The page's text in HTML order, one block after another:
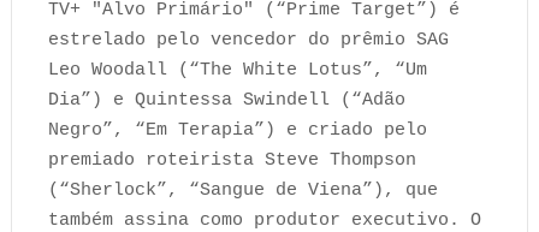
TV+ "Alvo Primário" (“Prime Target”) é
estrelado pelo vencedor do prêmio SAG
Leo Woodall (“The White Lotus”, “Um
Dia”) e Quintessa Swindell (“Adão
Negro”, “Em Terapia”) e criado pelo
premiado roteirista Steve Thompson
(“Sherlock”, “Sangue de Viena”), que
também assina como produtor executivo. O